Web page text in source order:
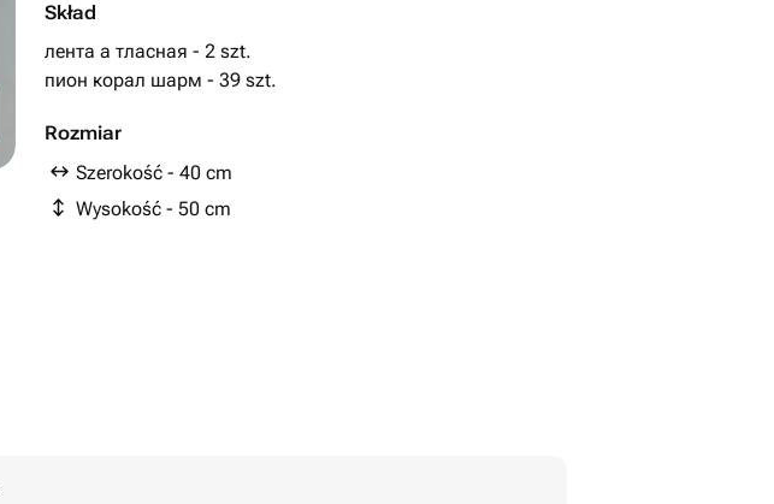
Skład
лента а тласная - 2 szt.
пион корал шарм - 39 szt.
Rozmiar
Szerokość - 40 cm
Wysokość - 50 cm